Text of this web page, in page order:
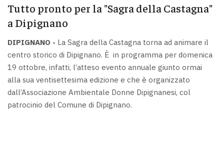
Tutto pronto per la "Sagra della Castagna"
a Dipignano
DIPIGNANO - La Sagra della Castagna torna ad animare il
centro storico di Dipignano. È in programma per domenica
19 ottobre, infatti, l’atteso evento annuale giunto ormai
alla sua ventisettesima edizione e che è organizzato
dall’Associazione Ambientale Donne Dipignanesi, col
patrocinio del Comune di Dipignano.